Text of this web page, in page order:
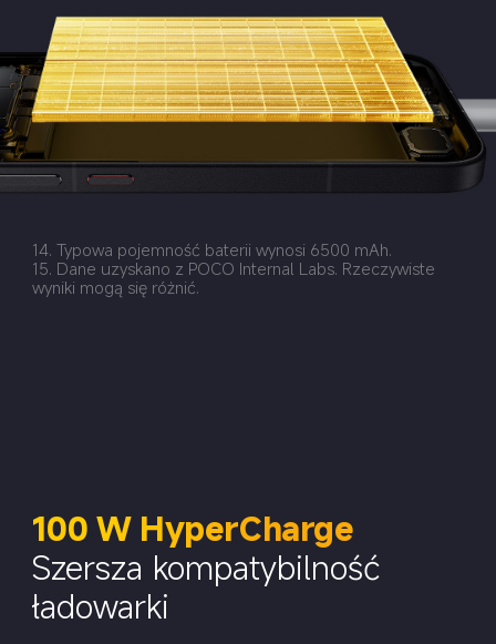
14. Typowa pojemność baterii wynosi 6500 mAh.
15. Dane uzyskano z POCO Internal Labs. Rzeczywiste
wyniki mogą się różnić.
100 W HyperCharge
Szersza kompatybilność
ładowarki